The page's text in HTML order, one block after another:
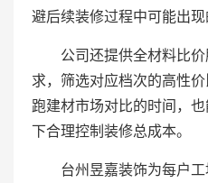
避后续装修过程中可能出现
公司还提供全材料比
求，筛选对应档次的高性
跑建材市场对比的时间，
下合理控制装修总成本。
台州昱嘉装饰为每户工